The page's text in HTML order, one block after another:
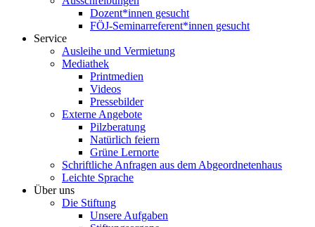
Dozent*innen gesucht
FÖJ-Seminarreferent*innen gesucht
Service
Ausleihe und Vermietung
Mediathek
Printmedien
Videos
Pressebilder
Externe Angebote
Pilzberatung
Natürlich feiern
Grüne Lernorte
Schriftliche Anfragen aus dem Abgeordnetenhaus
Leichte Sprache
Über uns
Die Stiftung
Unsere Aufgaben